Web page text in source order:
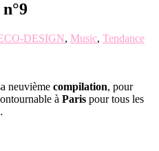
DESIGN, Music, Tendance
neuvième compilation, pour
à Paris pour tous les